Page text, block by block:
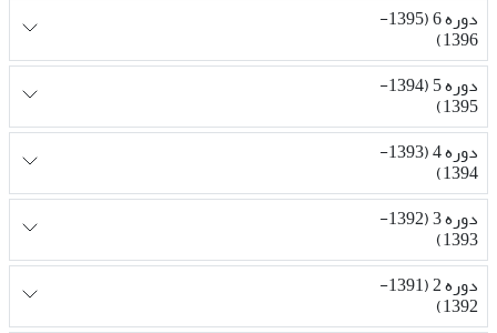
دوره 6 (1395-
1396)
دوره 5 (1394-
1395)
دوره 4 (1393-
1394)
دوره 3 (1392-
1393)
دوره 2 (1391-
1392)